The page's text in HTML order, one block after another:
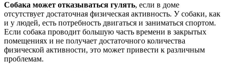
Собака может отказываться гулять, если в доме
отсутствует достаточная физическая активность. У собаки, как
и у людей, есть потребность двигаться и заниматься спортом.
Если собака проводит большую часть времени в закрытых
помещениях и не получает достаточного количества
физической активности, это может привести к различным
проблемам.